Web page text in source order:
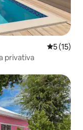
5 de uma
5 (15)
privativa